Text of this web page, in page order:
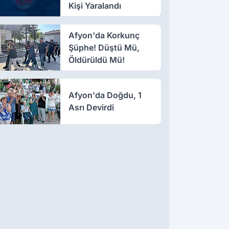
Kişi Yaralandı
Afyon'da Korkunç
Şüphe! Düştü Mü,
Öldürüldü Mü!
Afyon'da Doğdu, 1
Asrı Devirdi